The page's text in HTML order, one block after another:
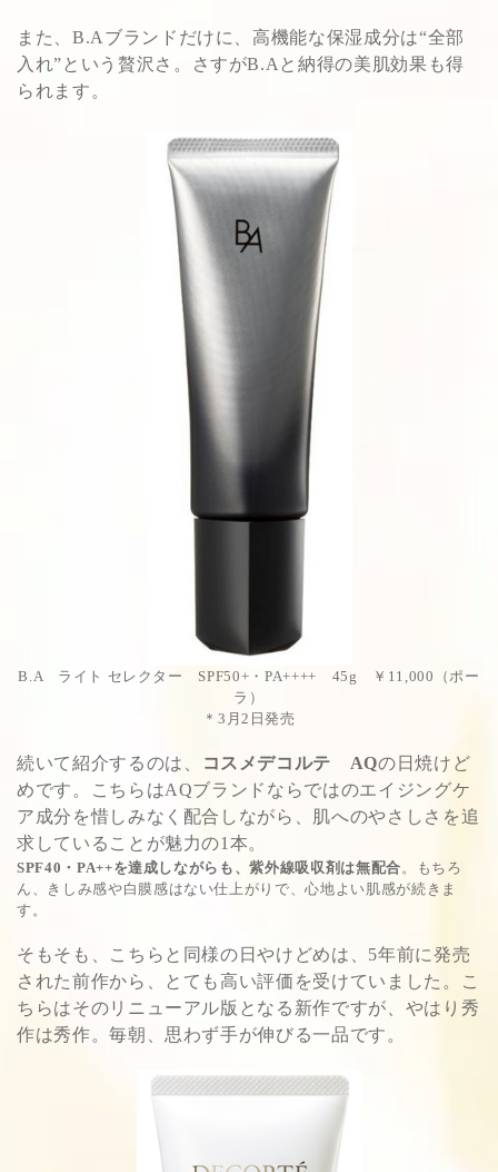
また、B.Aブランドだけに、高機能な保湿成分は“全部
入れ”という贅沢さ。さすがB.Aと納得の美肌効果も得
られます。
B.A ライト セレクター SPF50+・PA++++ 45g ￥11,000（ポー
ラ）
＊3月2日発売
続いて紹介するのは、 コスメデコルテ AQの日焼けど
めです。こちらはAQブランドならではのエイジングケ
ア成分を惜しみなく配合しながら、肌へのやさしさを追
求していることが魅力の1本。
SPF40・PA++を達成しながらも、紫外線吸収剤は無配合。もちろ
ん、きしみ感や白膜感はない仕上がりで、心地よい肌感が続きま
す。
そもそも、こちらと同様の日やけどめは、5年前に発売
された前作から、とても高い評価を受けていました。こ
ちらはそのリニューアル版となる新作ですが、やはり秀
作は秀作。毎朝、思わず手が伸びる一品です。